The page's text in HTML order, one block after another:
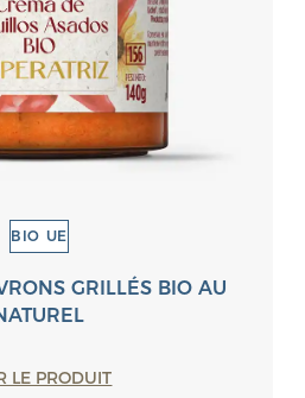
BIO UE
GRILLÉS BIO AU
LE PRODUIT